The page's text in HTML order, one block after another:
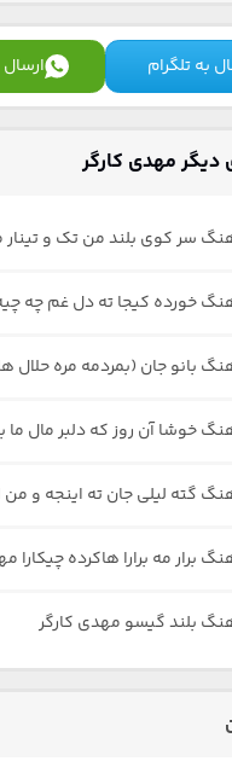
به تلگرام
مهدی کارگر
سر کوی بلند من تک و تینار
خورده کیجا ته دل غم چه
بانو جان (بمردمه مره حلال
خوشا آن روز که دلبر مال ما
گته لیلی جان ته اینجه و
برار مه برارا هاکرده چیکارا
بلند گیسو مهدی کارگر